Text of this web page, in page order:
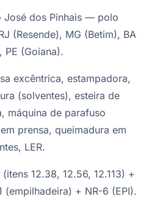
José dos Pinhais — polo
(Resende), MG (Betim), BA
(Goiana).
excêntrica, estampadora,
(solventes), esteira de
máquina de parafuso
prensa, queimadura em
LER.
(itens 12.38, 12.56, 12.113) +
(empilhadeira) + NR-6 (EPI).